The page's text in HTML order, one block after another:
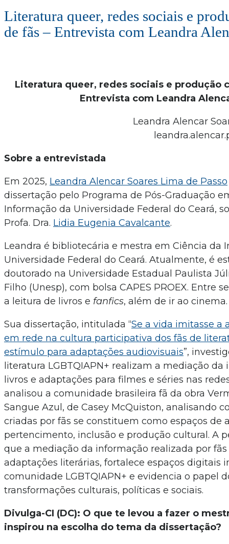
Literatura queer, redes sociais e
de fãs – Entrevista com Leandra
Literatura queer, redes sociais e produção
Entrevista com Leandra
Leandra Alencar
Sobre a entrevistada
Em 2025, Leandra Alencar Soares Lima de Passo
dissertação pelo Programa de Pós-Graduação
Informação da Universidade Federal do Ceará,
Profa. Dra. Lidia Eugenia Cavalcante.
Leandra é bibliotecária e mestra em Ciência da
Universidade Federal do Ceará. Atualmente, é
doutorado na Universidade Estadual Paulista
Filho (Unesp), com bolsa CAPES PROEX. Entre
a leitura de livros e fanfics, além de ir ao cinema.
Sua dissertação, intitulada “Se a vida imitasse a
em rede na cultura participativa dos fãs de
estímulo para adaptações audiovisuais”,
literatura LGBTQIAPN+ realizam a mediação da
livros e adaptações para filmes e séries nas
analisou a comunidade brasileira fã da obra
Sangue Azul, de Casey McQuiston, analisando
criadas por fãs se constituem como espaços de
pertencimento, inclusão e produção cultural. A
que a mediação da informação realizada por
adaptações literárias, fortalece espaços digitais
comunidade LGBTQIAPN+ e evidencia o papel
transformações culturais, políticas e sociais.
Divulga-CI (DC): O que te levou a fazer o
inspirou na escolha do tema da dissertação?